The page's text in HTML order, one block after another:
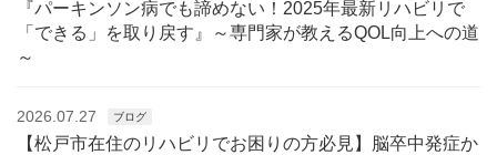
『パーキンソン病でも諦めない！2025年最新リハビリで
「できる」を取り戻す』～専門家が教えるQOL向上への道
～
2026.07.27 ブログ
【松戸市在住のリハビリでお困りの方必見】脳卒中発症か